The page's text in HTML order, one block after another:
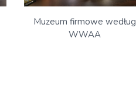
Muzeum firmowe według
WWAA